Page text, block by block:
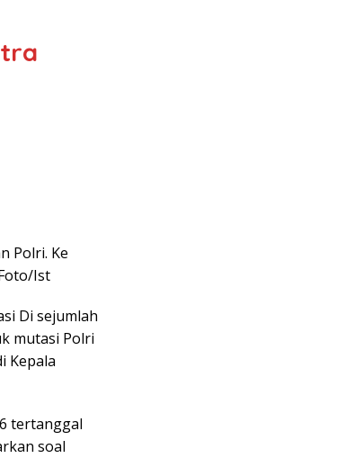
Polri. Ke
Ist
Di sejumlah
mutasi Polri
Kepala
tertanggal
soal